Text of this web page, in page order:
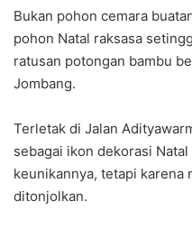
Bukan pohon cemara
pohon Natal raksasa
ratusan potongan bambu
Jombang.
Terletak di Jalan
sebagai ikon dekorasi
keunikannya, tetapi karena
ditonjolkan.